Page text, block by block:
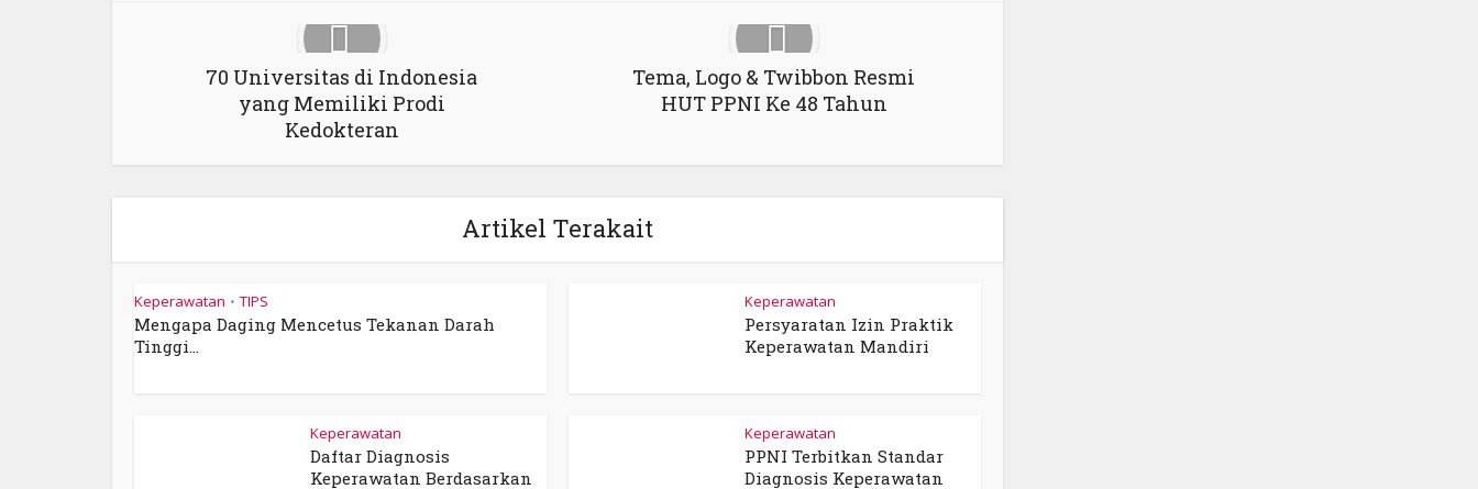
70 Universitas di Indonesia
yang Memiliki Prodi
Kedokteran
Tema, Logo & Twibbon Resmi
HUT PPNI Ke 48 Tahun
Artikel Terakait
Keperawatan • TIPS
Mengapa Daging Mencetus Tekanan Darah
Tinggi...
Keperawatan
Persyaratan Izin Praktik
Keperawatan Mandiri
Keperawatan
Daftar Diagnosis
Keperawatan Berdasarkan
Keperawatan
PPNI Terbitkan Standar
Diagnosis Keperawatan